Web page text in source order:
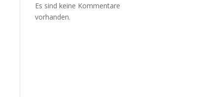
Es sind keine Kommentare
vorhanden.